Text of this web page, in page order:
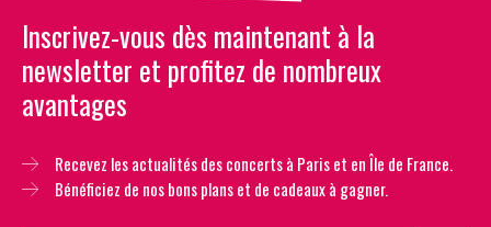
Inscrivez-vous dès maintenant à la
newsletter et profitez de nombreux
avantages
Recevez les actualités des concerts à Paris et en Île de France.
Bénéficiez de nos bons plans et de cadeaux à gagner.